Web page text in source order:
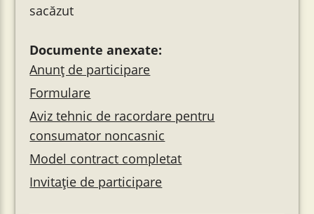
sacăzut
Documente anexate:
Anunț de participare
Formulare
Aviz tehnic de racordare pentru
consumator noncasnic
Model contract completat
Invitație de participare